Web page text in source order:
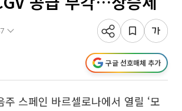
구글 선호매체 추가
주 스페인 바르셀로나에서 열릴 ‘모